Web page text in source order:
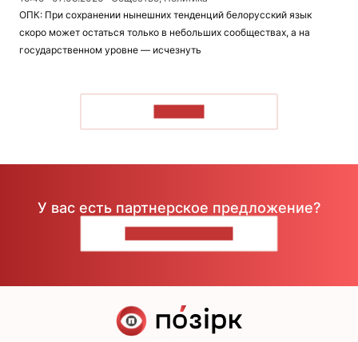
ОПК: При сохранении нынешних тенденций белорусский язык
скоро может остаться только в небольших сообществах, а на
государственном уровне — исчезнуть
У вас есть партнерское предложение?